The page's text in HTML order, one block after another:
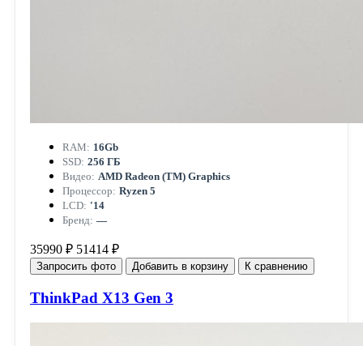
RAM: 16Gb
SSD: 256 ГБ
Видео: AMD Radeon (TM) Graphics
Процессор: Ryzen 5
LCD: '14
Бренд: —
35990 ₽ 51414 ₽
Запросить фото Добавить в корзину К сравнению
ThinkPad X13 Gen 3